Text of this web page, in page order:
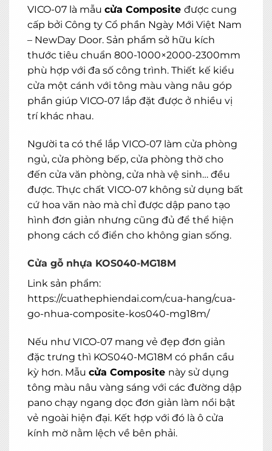
VICO-07 là mẫu cửa Composite được cung
cấp bởi Công ty Cổ phần Ngày Mới Việt Nam
– NewDay Door. Sản phẩm sở hữu kích
thước tiêu chuẩn 800-1000×2000-2300mm
phù hợp với đa số công trình. Thiết kế kiểu
cửa một cánh với tông màu vàng nâu góp
phần giúp VICO-07 lắp đặt được ở nhiều vị
trí khác nhau.
Người ta có thể lắp VICO-07 làm cửa phòng
ngủ, cửa phòng bếp, cửa phòng thờ cho
đến cửa văn phòng, cửa nhà vệ sinh… đều
được. Thực chất VICO-07 không sử dụng bất
cứ hoa văn nào mà chỉ được dập pano tạo
hình đơn giản nhưng cũng đủ để thể hiện
phong cách cổ điển cho không gian sống.
Cửa gỗ nhựa KOS040-MG18M
Link sản phẩm:
https://cuathephiendai.com/cua-hang/cua-
go-nhua-composite-kos040-mg18m/
Nếu như VICO-07 mang vẻ đẹp đơn giản
đặc trưng thì KOS040-MG18M có phần cầu
kỳ hơn. Mẫu cửa Composite này sử dụng
tông màu nâu vàng sáng với các đường dập
pano chạy ngang dọc đơn giản làm nổi bật
vẻ ngoài hiện đại. Kết hợp với đó là ô cửa
kính mờ nằm lệch về bên phải.